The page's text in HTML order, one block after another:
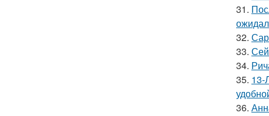
31.
32.
33.
34.
35. 13-
36.